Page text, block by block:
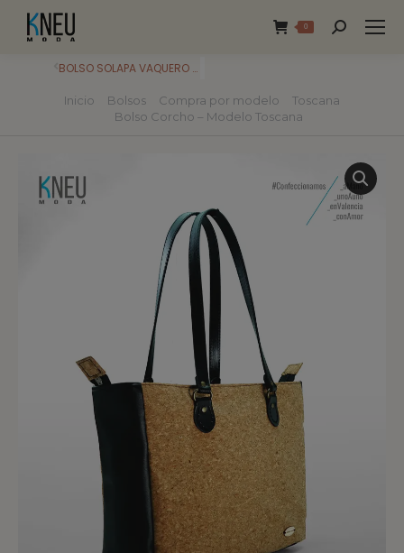
0
Estás aquí:
Inicio Bolsos Compra por modelo
Toscana
Bolso Corcho – Modelo Toscana
BOLSO SOLAPA VAQUERO POLIPIEL MARRÓN – MODELO MALLORCA